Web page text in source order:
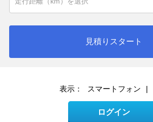
見積りスタート
表示： スマートフォン |
ログイン